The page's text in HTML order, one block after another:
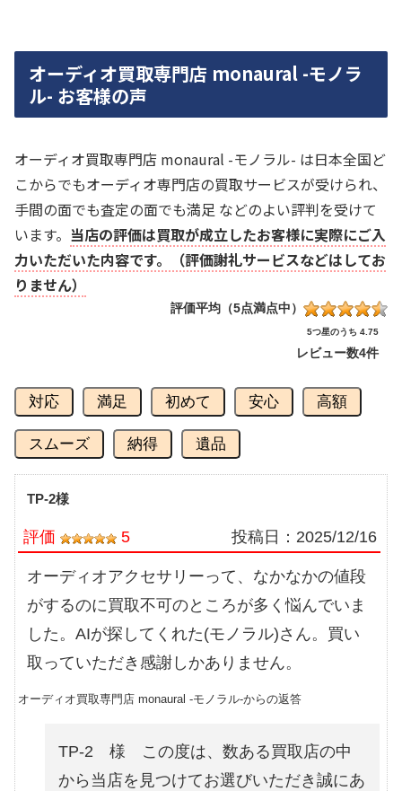
オーディオ買取専門店 monaural -モノラ
ル- お客様の声
オーディオ買取専門店 monaural -モノラル- は日本全国ど
こからでもオーディオ専門店の買取サービスが受けられ、
手間の面でも査定の面でも満足 などのよい評判を受けて
います。 当店の評価は買取が成立したお客様に実際にご入
力いただいた内容です。（評価謝礼サービスなどはしてお
りません）
評価平均（5点満点中）
5つ星のうち 4.75
レビュー数4件
対応 満足 初めて 安心 高額
スムーズ 納得 遺品
TP-2様
評価 5 投稿日： 2025/12/16
オーディオアクセサリーって、なかなかの値段
がするのに買取不可のところが多く悩んでいま
した。AIが探してくれた(モノラル)さん。買い
取っていただき感謝しかありません。
オーディオ買取専門店 monaural -モノラル-からの返答
TP-2 様 この度は、数ある買取店の中
から当店を見つけてお選びいただき誠にあ